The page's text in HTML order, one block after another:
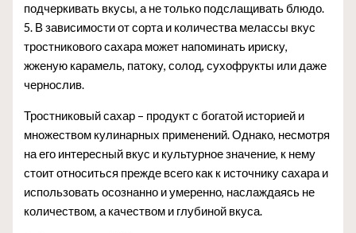
подчеркивать вкусы, а не только подслащивать блюдо.
5. В зависимости от сорта и количества мелассы вкус
тростникового сахара может напоминать ириску,
жженую карамель, патоку, солод, сухофрукты или даже
чернослив.
Тростниковый сахар – продукт с богатой историей и
множеством кулинарных применений. Однако, несмотря
на его интересный вкус и культурное значение, к нему
стоит относиться прежде всего как к источнику сахара и
использовать осознанно и умеренно, наслаждаясь не
количеством, а качеством и глубиной вкуса.